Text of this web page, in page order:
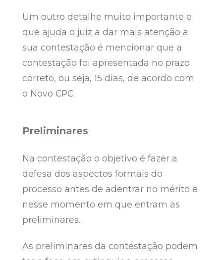
Um outro detalhe muito importante e
que ajuda o juiz a dar mais atenção a
sua contestação é mencionar que a
contestação foi apresentada no prazo
correto, ou seja, 15 dias, de acordo com
o Novo CPC.
Preliminares
Na contestação o objetivo é fazer a
defesa dos aspectos formais do
processo antes de adentrar no mérito e
nesse momento em que entram as
preliminares.
As preliminares da contestação podem